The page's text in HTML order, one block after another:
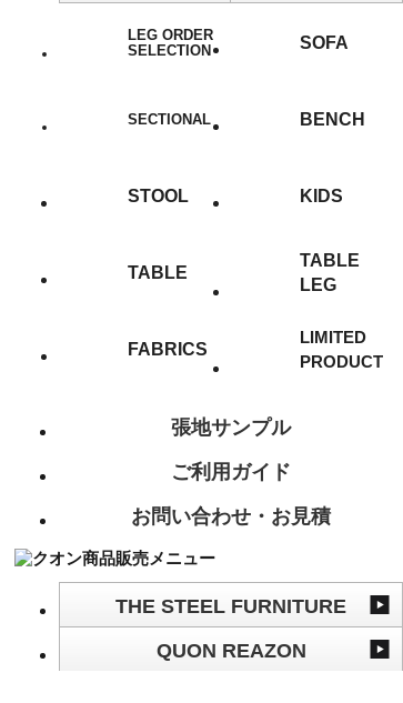
LEG ORDER
SELECTION
SOFA
SECTIONAL BENCH
STOOL KIDS
TABLE
TABLE
LEG
FABRICS
LIMITED
PRODUCT
張地サンプル
ご利用ガイド
お問い合わせ・お見積
THE STEEL FURNITURE
QUON REAZON